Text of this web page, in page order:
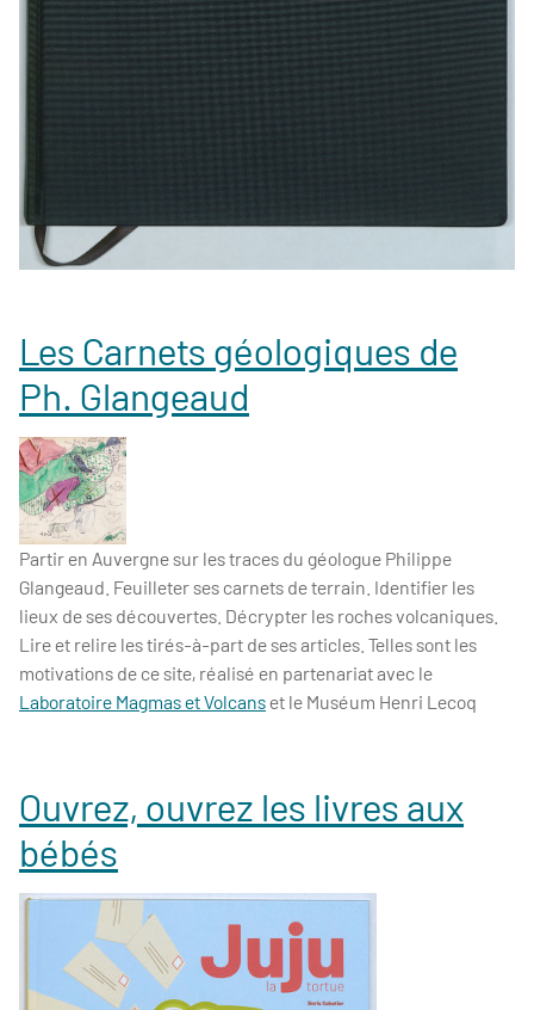
Les Carnets géologiques de
Ph. Glangeaud
Partir en Auvergne sur les traces du géologue Philippe
Glangeaud. Feuilleter ses carnets de terrain. Identifier les
lieux de ses découvertes. Décrypter les roches volcaniques.
Lire et relire les tirés-à-part de ses articles. Telles sont les
motivations de ce site, réalisé en partenariat avec le
Laboratoire Magmas et Volcanset le Muséum Henri Lecoq
Ouvrez, ouvrez les livres aux
bébés